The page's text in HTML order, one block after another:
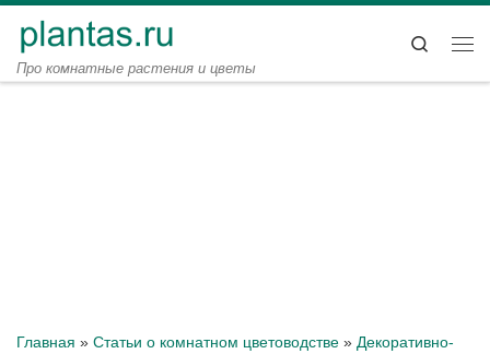
Перейти к содержимому
Про комнатные растения и цветы
Search
Главная » Статьи о комнатном цветоводстве » Декоративно-